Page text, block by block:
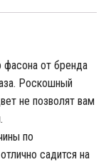
фасона от бренда
Роскошный
не позволят вам
по
садится на